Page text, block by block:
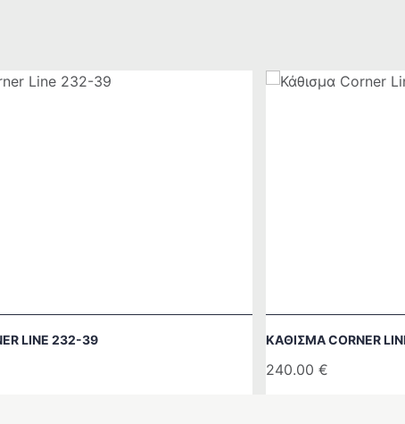
LINE 232-39 ΚΆΘΙΣΜΑ CORNER
240.00 €